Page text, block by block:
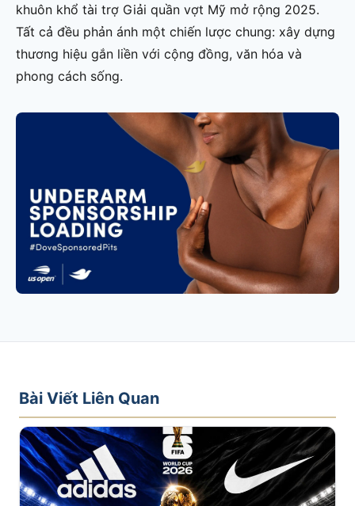
khuôn khổ tài trợ Giải quần vợt Mỹ mở rộng 2025.
Tất cả đều phản ánh một chiến lược chung: xây dựng
thương hiệu gắn liền với cộng đồng, văn hóa và
phong cách sống.
Bài Viết Liên Quan